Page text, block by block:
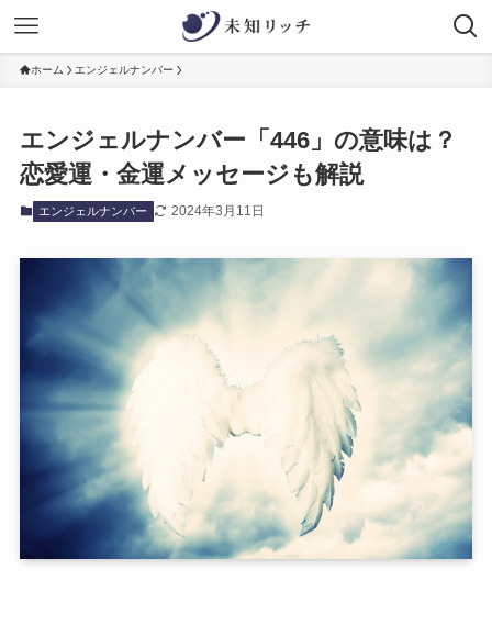
ホーム エンジェルナンバー
エンジェルナンバー「446」の意味は？
恋愛運・金運メッセージも解説
エンジェルナンバー 2024年3月11日